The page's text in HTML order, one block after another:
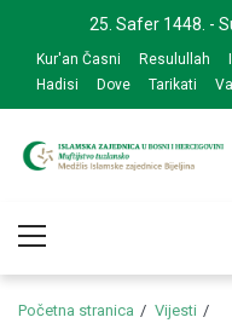
navigation
content
25. Safer 1448. -
Kur'an Časni Resulullah
Hadisi
Dove Tarikati
Menu
Početna stranica
Vijesti